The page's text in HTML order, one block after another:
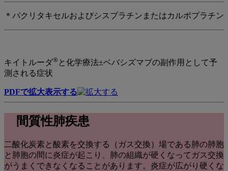
＊パクリタキセルおよびシスプラチンまたはカルボプラチン
キイトルーダ® と化学療法±ベバシズマブの副作用として予
測される症状
PDFで拡大表示する
間質性肺疾患
二酸化炭素と酸素を交換する（ガス交換）場である肺の肺胞
と肺胞の間に炎症が起こり、肺の組織が硬くなってガス交換
がうまくできなくなることがあります。炎症が広がり硬くな